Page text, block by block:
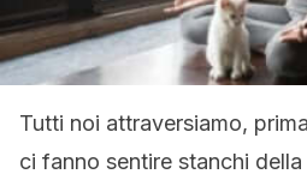
Tutti noi attraversiamo,
ci fanno sentire stanchi della